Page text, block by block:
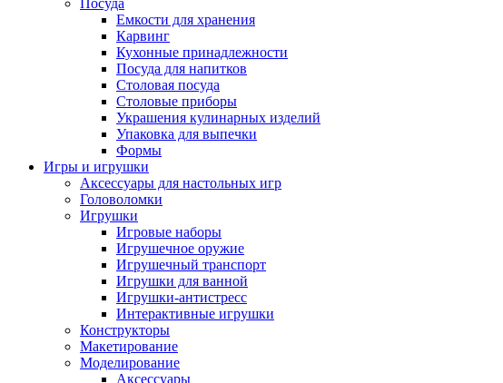
Посуда
Емкости для хранения
Карвинг
Кухонные принадлежности
Посуда для напитков
Столовая посуда
Столовые приборы
Украшения кулинарных изделий
Упаковка для выпечки
Формы
Игры и игрушки
Аксессуары для настольных игр
Головоломки
Игрушки
Игровые наборы
Игрушечное оружие
Игрушечный транспорт
Игрушки для ванной
Игрушки-антистресс
Интерактивные игрушки
Конструкторы
Макетирование
Моделирование
Аксессуары